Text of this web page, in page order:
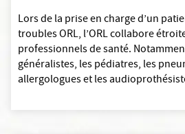
Lors de la prise en charge d’un
troubles ORL, l’ORL collabore
professionnels de santé.
généralistes, les pédiatres, les
allergologues et les